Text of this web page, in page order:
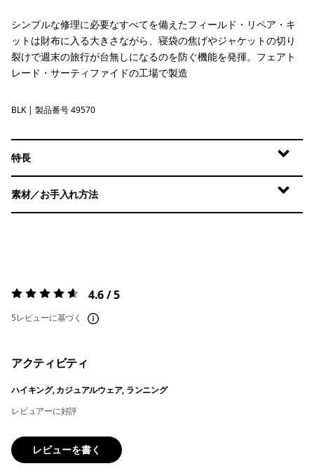
シンプルな修理に必要なすべてを備えたフィールド・リペア・キ
ットは財布に入る大きさながら、寝袋の焦げやジャケットの切り
裂けで週末の旅行が台無しになるのを防ぐ機能を発揮。フェアト
レード・サーティファイドの工場で製造
Black
BLK | 製品番号 49570
特長
素材／お手入れ方法
評価:4.6 / 5 4.6 / 5
5レビューに基づく
アクティビティ
ハイキング, カジュアルウェア, ランニング
レビュアーに好評
レビューを書く